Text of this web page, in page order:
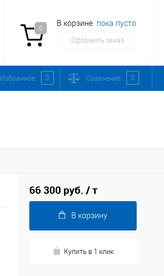
0
В корзине пока пусто
Оформить заказ
Избранное 0 Сравнение 0
66 300 руб. / т
В корзину
Купить в 1 клик